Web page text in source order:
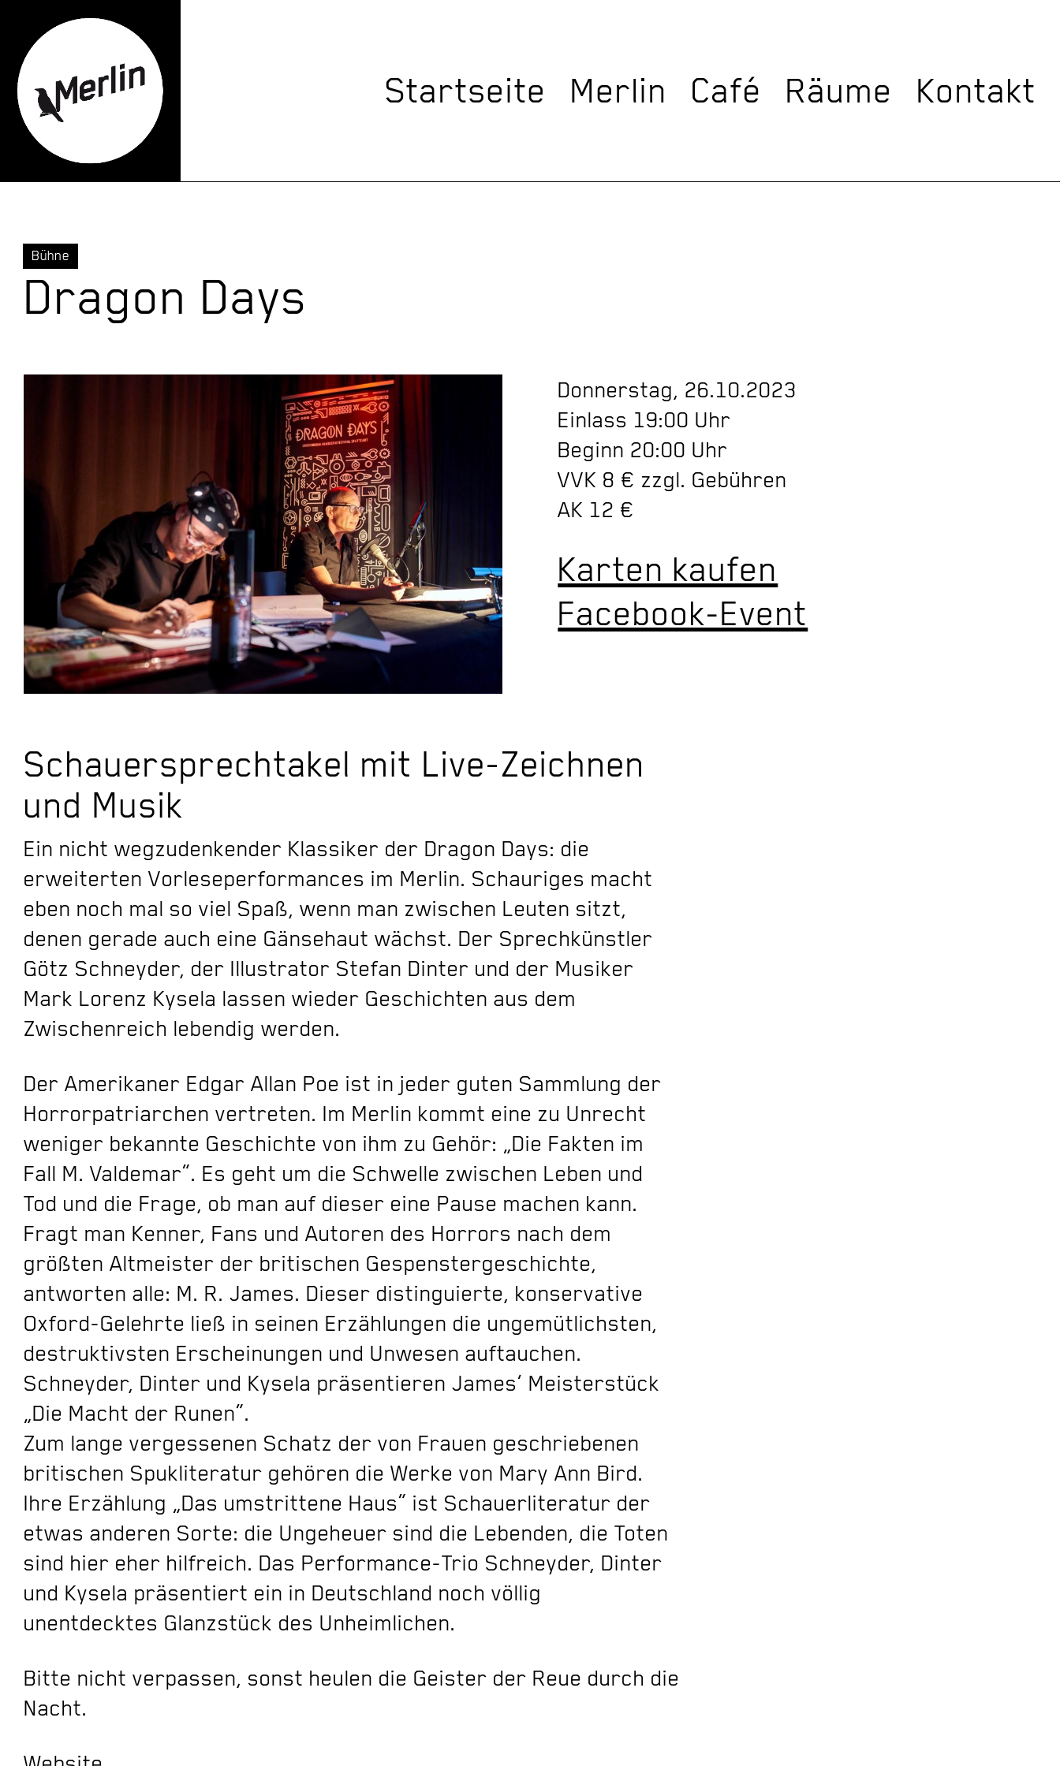
Startseite Merlin Café Räume Kontakt
Bühne
Dragon Days
Donnerstag, 26.10.2023
Einlass 19:00 Uhr
Beginn 20:00 Uhr
VVK 8 € zzgl. Gebühren
AK 12 €
Karten kaufen
Facebook-Event
Schauersprechtakel mit Live-Zeichnen
und Musik
Ein nicht wegzudenkender Klassiker der Dragon Days: die
erweiterten Vorleseperformances im Merlin. Schauriges macht
eben noch mal so viel Spaß, wenn man zwischen Leuten sitzt,
denen gerade auch eine Gänsehaut wächst. Der Sprechkünstler
Götz Schneyder, der Illustrator Stefan Dinter und der Musiker
Mark Lorenz Kysela lassen wieder Geschichten aus dem
Zwischenreich lebendig werden.
Der Amerikaner Edgar Allan Poe ist in jeder guten Sammlung der
Horrorpatriarchen vertreten. Im Merlin kommt eine zu Unrecht
weniger bekannte Geschichte von ihm zu Gehör: „Die Fakten im
Fall M. Valdemar“. Es geht um die Schwelle zwischen Leben und
Tod und die Frage, ob man auf dieser eine Pause machen kann.
Fragt man Kenner, Fans und Autoren des Horrors nach dem
größten Altmeister der britischen Gespenstergeschichte,
antworten alle: M. R. James. Dieser distinguierte, konservative
Oxford-Gelehrte ließ in seinen Erzählungen die ungemütlichsten,
destruktivsten Erscheinungen und Unwesen auftauchen.
Schneyder, Dinter und Kysela präsentieren James‘ Meisterstück
„Die Macht der Runen“.
Zum lange vergessenen Schatz der von Frauen geschriebenen
britischen Spukliteratur gehören die Werke von Mary Ann Bird.
Ihre Erzählung „Das umstrittene Haus“ ist Schauerliteratur der
etwas anderen Sorte: die Ungeheuer sind die Lebenden, die Toten
sind hier eher hilfreich. Das Performance-Trio Schneyder, Dinter
und Kysela präsentiert ein in Deutschland noch völlig
unentdecktes Glanzstück des Unheimlichen.
Bitte nicht verpassen, sonst heulen die Geister der Reue durch die
Nacht.